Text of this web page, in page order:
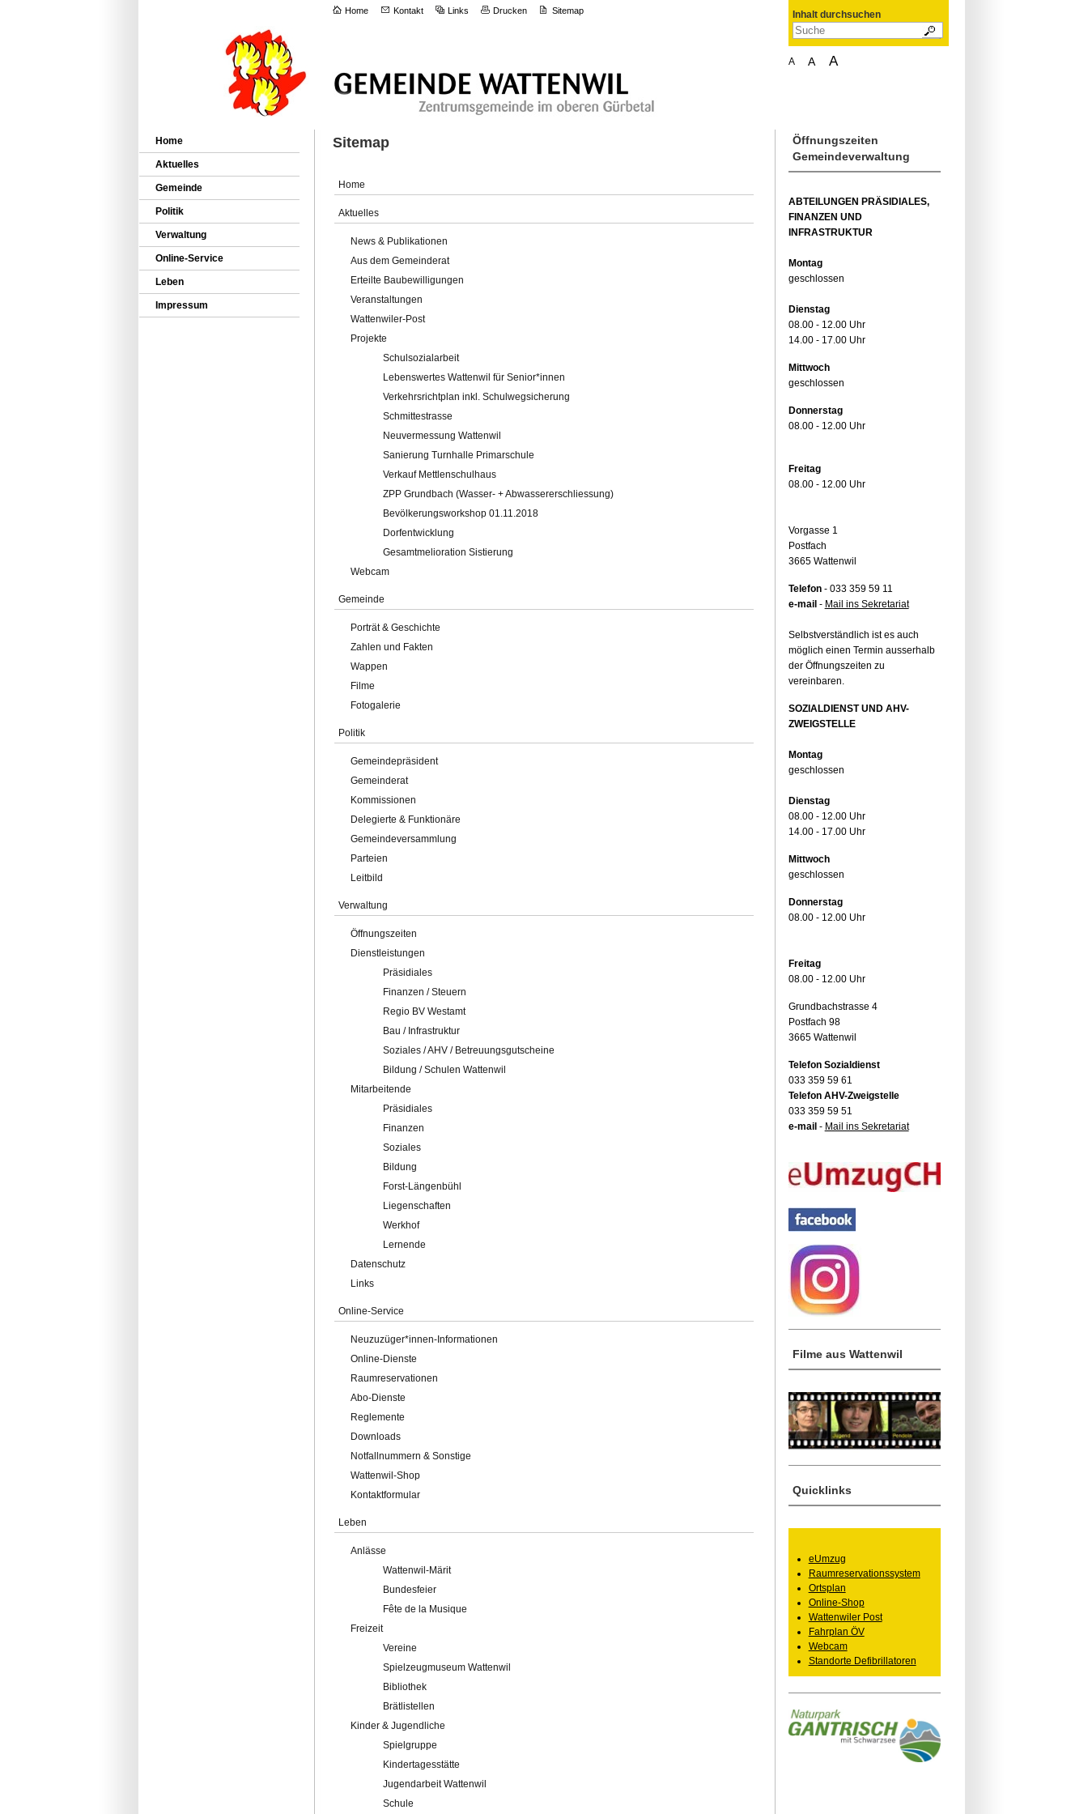
Home Kontakt Links Drucken Sitemap Inhalt durchsuchen
A A A
Home
Aktuelles
Gemeinde
Politik
Verwaltung
Online-Service
Leben
Impressum
Sitemap
Home
Aktuelles
News & Publikationen
Aus dem Gemeinderat
Erteilte Baubewilligungen
Veranstaltungen
Wattenwiler-Post
Projekte
Schulsozialarbeit
Lebenswertes Wattenwil für Senior*innen
Verkehrsrichtplan inkl. Schulwegsicherung
Schmittestrasse
Neuvermessung Wattenwil
Sanierung Turnhalle Primarschule
Verkauf Mettlenschulhaus
ZPP Grundbach (Wasser- + Abwassererschliessung)
Bevölkerungsworkshop 01.11.2018
Dorfentwicklung
Gesamtmelioration Sistierung
Webcam
Gemeinde
Porträt & Geschichte
Zahlen und Fakten
Wappen
Filme
Fotogalerie
Politik
Gemeindepräsident
Gemeinderat
Kommissionen
Delegierte & Funktionäre
Gemeindeversammlung
Parteien
Leitbild
Verwaltung
Öffnungszeiten
Dienstleistungen
Präsidiales
Finanzen / Steuern
Regio BV Westamt
Bau / Infrastruktur
Soziales / AHV / Betreuungsgutscheine
Bildung / Schulen Wattenwil
Mitarbeitende
Präsidiales
Finanzen
Soziales
Bildung
Forst-Längenbühl
Liegenschaften
Werkhof
Lernende
Datenschutz
Links
Online-Service
Neuzuzüger*innen-Informationen
Online-Dienste
Raumreservationen
Abo-Dienste
Reglemente
Downloads
Notfallnummern & Sonstige
Wattenwil-Shop
Kontaktformular
Leben
Anlässe
Wattenwil-Märit
Bundesfeier
Fête de la Musique
Freizeit
Vereine
Spielzeugmuseum Wattenwil
Bibliothek
Brätlistellen
Kinder & Jugendliche
Spielgruppe
Kindertagesstätte
Jugendarbeit Wattenwil
Schule
Öffnungszeiten
Gemeindeverwaltung
ABTEILUNGEN PRÄSIDIALES,
FINANZEN UND
INFRASTRUKTUR
Montag
geschlossen
Dienstag
08.00 - 12.00 Uhr
14.00 - 17.00 Uhr
Mittwoch
geschlossen
Donnerstag
08.00 - 12.00 Uhr
Freitag
08.00 - 12.00 Uhr
Vorgasse 1
Postfach
3665 Wattenwil
Telefon- 033 359 59 11
e-mail - Mail ins Sekretariat
Selbstverständlich ist es auch
möglich einen Termin ausserhalb
der Öffnungszeiten zu
vereinbaren.
SOZIALDIENST UND AHV-
ZWEIGSTELLE
Montag
geschlossen
Dienstag
08.00 - 12.00 Uhr
14.00 - 17.00 Uhr
Mittwoch
geschlossen
Donnerstag
08.00 - 12.00 Uhr
Freitag
08.00 - 12.00 Uhr
Grundbachstrasse 4
Postfach 98
3665 Wattenwil
Telefon Sozialdienst
033 359 59 61
Telefon AHV-Zweigstelle
033 359 59 51
e-mail - Mail ins Sekretariat
Filme aus Wattenwil
Quicklinks
eUmzug
Raumreservationssystem
Ortsplan
Online-Shop
Wattenwiler Post
Fahrplan ÖV
Webcam
Standorte Defibrillatoren